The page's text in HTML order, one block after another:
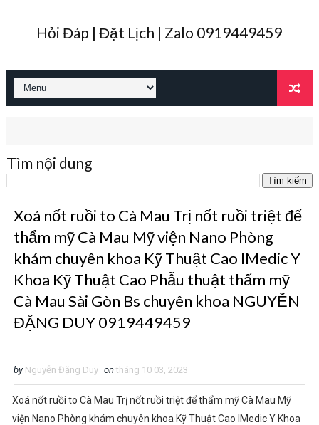
Hỏi Đáp | Đặt Lịch | Zalo 0919449459
Tìm nội dung
Xoá nốt ruồi to Cà Mau Trị nốt ruồi triệt để
thẩm mỹ Cà Mau Mỹ viện Nano Phòng
khám chuyên khoa Kỹ Thuật Cao IMedic Y
Khoa Kỹ Thuật Cao Phẫu thuật thẩm mỹ
Cà Mau Sài Gòn Bs chuyên khoa NGUYỄN
ĐẶNG DUY 0919449459
by Nguyễn Đặng Duy on tháng 10 03, 2023
Xoá nốt ruồi to Cà Mau Trị nốt ruồi triệt để thẩm mỹ Cà Mau Mỹ
viện Nano Phòng khám chuyên khoa Kỹ Thuật Cao IMedic Y Khoa